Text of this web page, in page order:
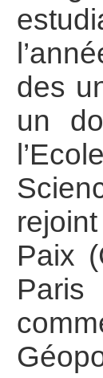
des
un
Paix